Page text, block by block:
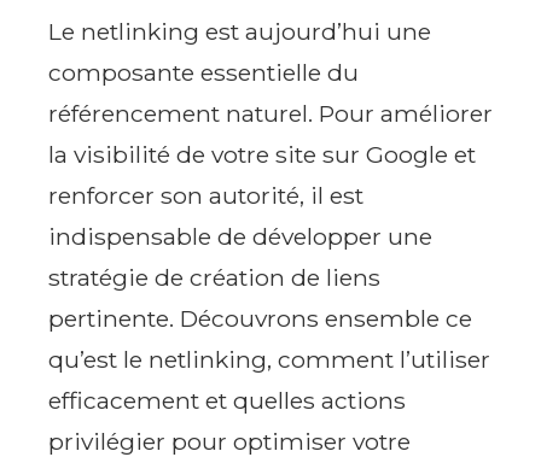
Le netlinking est aujourd’hui une
composante essentielle du
référencement naturel. Pour améliorer
la visibilité de votre site sur Google et
renforcer son autorité, il est
indispensable de développer une
stratégie de création de liens
pertinente. Découvrons ensemble ce
qu’est le netlinking, comment l’utiliser
efficacement et quelles actions
privilégier pour optimiser votre